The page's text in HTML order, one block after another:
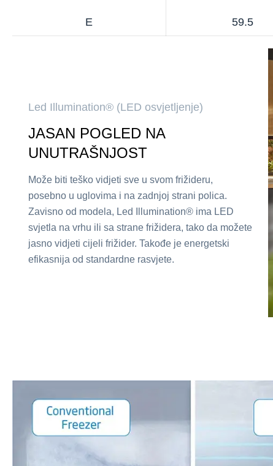
E 59.5
Led Illumination® (LED osvjetljenje)
JASAN POGLED NA
UNUTRAŠNJOST
Može biti teško vidjeti sve u svom frižideru,
posebno u uglovima i na zadnjoj strani polica.
Zavisno od modela, Led Illumination® ima LED
svjetla na vrhu ili sa strane frižidera, tako da možete
jasno vidjeti cijeli frižider. Takođe je energetski
efikasnija od standardne rasvjete.